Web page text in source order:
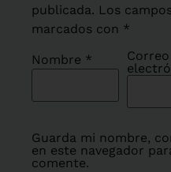
publicada. Los
marcados con *
Nombre *
Correo
Guarda mi nombre,
en este navegador
comente.